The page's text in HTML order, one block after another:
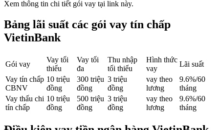
Xem thông tin chi tiết gói vay tại link này.
Bảng lãi suất các gói vay tín chấp
VietinBank
Gói vay
Vay tối
thiểu
Vay tối
đa
Thu nhập
tối thiểu
Hình thức
vay
Lãi suất
Vay tín chấp
CBNV
10 triệu
đồng
300 triệu
đồng
3 triệu
đồng
vay theo
lương
9.6%/60
tháng
Vay thấu chi
tín chấp
10 triệu
đồng
500 triệu
đồng
3 triệu
đồng
vay theo
lương
9.6%/60
tháng